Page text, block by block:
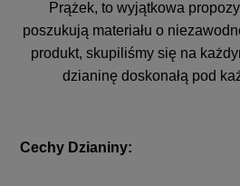
Prążek, to wyjątkowa
poszukują materiału o
produkt, skupiliśmy się na
dzianinę doskonałą pod
Cechy Dzianiny: